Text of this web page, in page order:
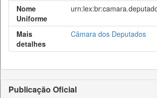
Nome
Uniforme
Mais
detalhes
Câmara dos Deputados
Publicação Oficial